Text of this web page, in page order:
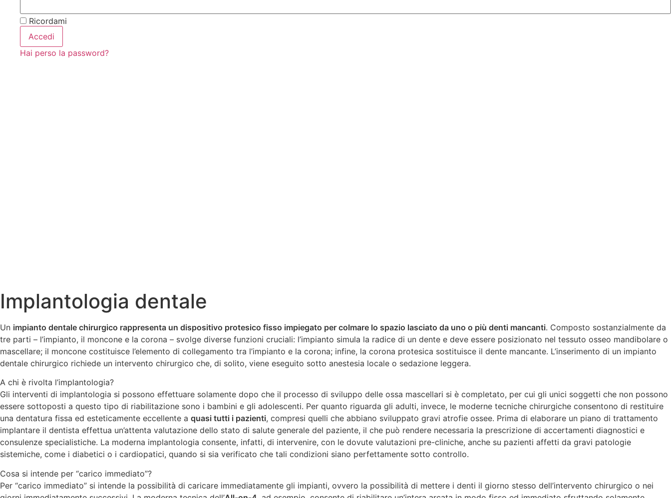
Ricordami
Accedi
Hai perso la password?
Implantologia dentale
Un impianto dentale chirurgico rappresenta un dispositivo protesico fisso impiegato per colmare lo spazio lasciato da uno o più denti mancanti. Composto sostanzialmente da
tre parti – l’impianto, il moncone e la corona – svolge diverse funzioni cruciali: l’impianto simula la radice di un dente e deve essere posizionato nel tessuto osseo mandibolare o
mascellare; il moncone costituisce l’elemento di collegamento tra l’impianto e la corona; infine, la corona protesica sostituisce il dente mancante. L’inserimento di un impianto
dentale chirurgico richiede un intervento chirurgico che, di solito, viene eseguito sotto anestesia locale o sedazione leggera.
A chi è rivolta l’implantologia?
Gli interventi di implantologia si possono effettuare solamente dopo che il processo di sviluppo delle ossa mascellari si è completato, per cui gli unici soggetti che non possono
essere sottoposti a questo tipo di riabilitazione sono i bambini e gli adolescenti. Per quanto riguarda gli adulti, invece, le moderne tecniche chirurgiche consentono di restituire
una dentatura fissa ed esteticamente eccellente a quasi tutti i pazienti, compresi quelli che abbiano sviluppato gravi atrofie ossee. Prima di elaborare un piano di trattamento
implantare il dentista effettua un’attenta valutazione dello stato di salute generale del paziente, il che può rendere necessaria la prescrizione di accertamenti diagnostici e
consulenze specialistiche. La moderna implantologia consente, infatti, di intervenire, con le dovute valutazioni pre-cliniche, anche su pazienti affetti da gravi patologie
sistemiche, come i diabetici o i cardiopatici, quando si sia verificato che tali condizioni siano perfettamente sotto controllo.
Cosa si intende per “carico immediato”?
Per “carico immediato” si intende la possibilità di caricare immediatamente gli impianti, ovvero la possibilità di mettere i denti il giorno stesso dell’intervento chirurgico o nei